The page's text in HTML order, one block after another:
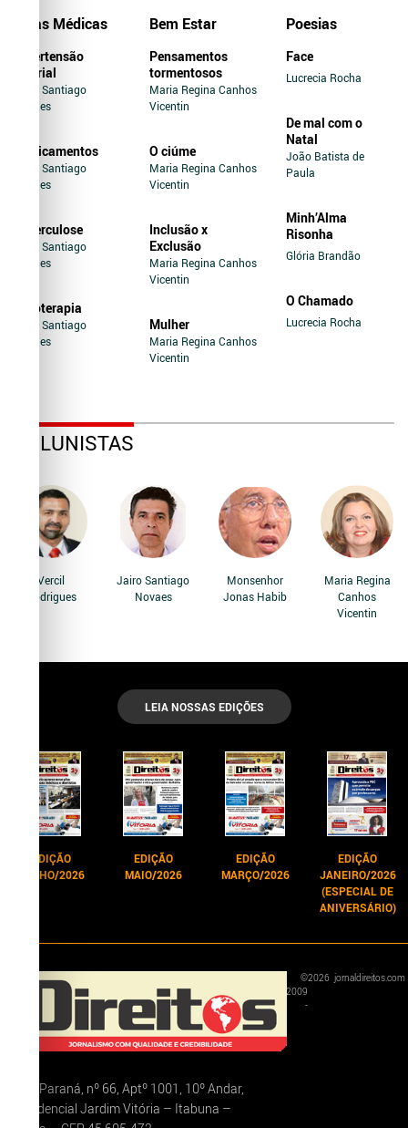
Dicas Médicas
Hipertensão
Arterial
Jairo Santiago
Novaes
Medicamentos
Jairo Santiago
Novaes
Tuberculose
Jairo Santiago
Novaes
Soroterapia
Jairo Santiago
Novaes
Bem Estar
Pensamentos
tormentosos
Maria Regina Canhos
Vicentin
O ciúme
Maria Regina Canhos
Vicentin
Inclusão x
Exclusão
Maria Regina Canhos
Vicentin
Mulher
Maria Regina Canhos
Vicentin
Poesias
Face
Lucrecia Rocha
De mal com o
Natal
João Batista de
Paula
Minh’Alma
Risonha
Glória Brandão
O Chamado
Lucrecia Rocha
COLUNISTAS
Vercil
Rodrigues
Jairo Santiago
Novaes
Monsenhor
Jonas Habib
Maria Regina
Canhos
Vicentin
LEIA NOSSAS EDIÇÕES
EDIÇÃO
JUNHO/2026
EDIÇÃO
MAIO/2026
EDIÇÃO
MARÇO/2026
EDIÇÃO
JANEIRO/2026
(ESPECIAL DE
ANIVERSÁRIO)
Rua Paraná, nº 66, Aptº 1001, 10º Andar,
Residencial Jardim Vitória – Itabuna –
©
2009
-
2026 jornaldireitos.com